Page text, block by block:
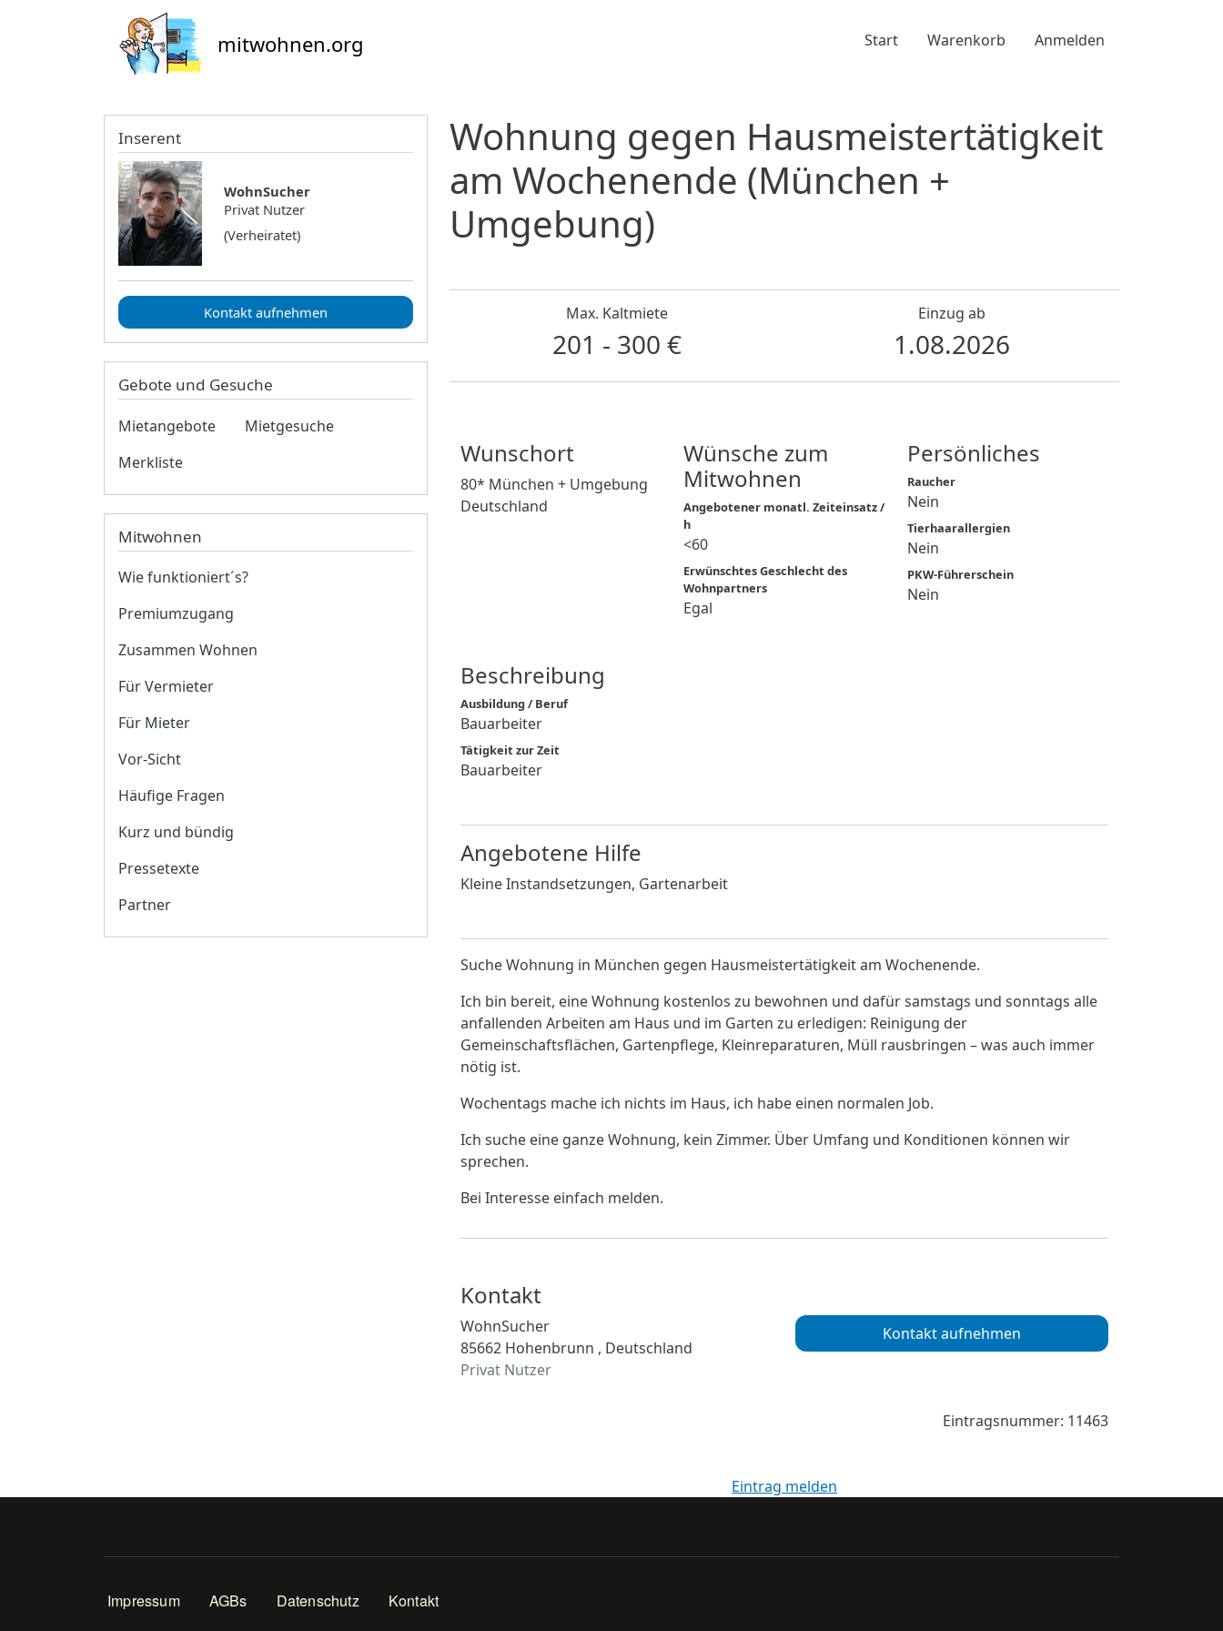
mitwohnen.org Benutzermenü
Start Warenkorb Anmelden
Wohnung gegen Hausmeistertätigkeit
am Wochenende (München +
Umgebung)
Max. Kaltmiete
201 - 300 €
Einzug ab
1.08.2026
Wunschort
80* München + Umgebung
Deutschland
Wünsche zum
Mitwohnen
Angebotener monatl. Zeiteinsatz /
h
<60
Erwünschtes Geschlecht des
Wohnpartners
Egal
Persönliches
Raucher
Nein
Tierhaarallergien
Nein
PKW-Führerschein
Nein
Beschreibung
Ausbildung / Beruf
Bauarbeiter
Tätigkeit zur Zeit
Bauarbeiter
Angebotene Hilfe
Kleine Instandsetzungen, Gartenarbeit
Suche Wohnung in München gegen Hausmeistertätigkeit am Wochenende.
Ich bin bereit, eine Wohnung kostenlos zu bewohnen und dafür samstags und sonntags alle
anfallenden Arbeiten am Haus und im Garten zu erledigen: Reinigung der
Gemeinschaftsflächen, Gartenpflege, Kleinreparaturen, Müll rausbringen – was auch immer
nötig ist.
Wochentags mache ich nichts im Haus, ich habe einen normalen Job.
Ich suche eine ganze Wohnung, kein Zimmer. Über Umfang und Konditionen können wir
sprechen.
Bei Interesse einfach melden.
Kontakt
WohnSucher
85662 Hohenbrunn , Deutschland
Privat Nutzer
Kontakt aufnehmen
Eintragsnummer: 11463
Eintrag melden
Inserent
WohnSucher
Privat Nutzer
(Verheiratet)
Kontakt aufnehmen
Gebote und Gesuche
Mietangebote
Mietgesuche
Merkliste
Mitwohnen
Wie funktioniert´s?
Premiumzugang
Zusammen Wohnen
Für Vermieter
Für Mieter
Vor-Sicht
Häufige Fragen
Kurz und bündig
Pressetexte
Partner
Footer
Impressum AGBs Datenschutz Kontakt